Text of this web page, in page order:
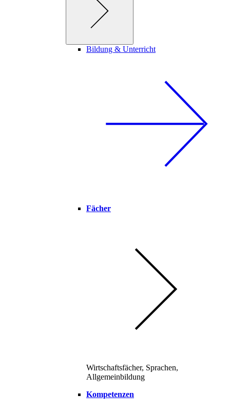
Bildung & Unterricht
Fächer
Wirtschaftsfächer, Sprachen,
Allgemeinbildung
Kompetenzen